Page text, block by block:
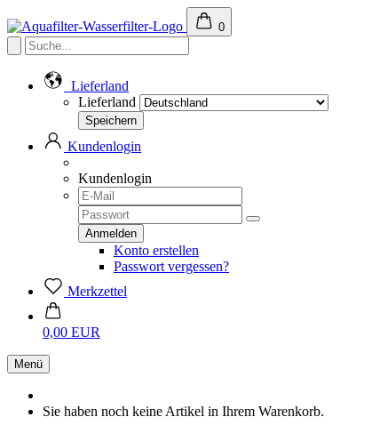
0
Lieferland
Lieferland
Kundenlogin
Kundenlogin
Konto erstellen
Passwort vergessen?
Merkzettel
0,00 EUR
Menü
Sie haben noch keine Artikel in Ihrem Warenkorb.